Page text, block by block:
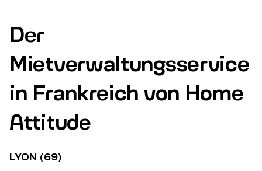
Der
Mietverwaltungsservice
in Frankreich von Home
Attitude
LYON (69)